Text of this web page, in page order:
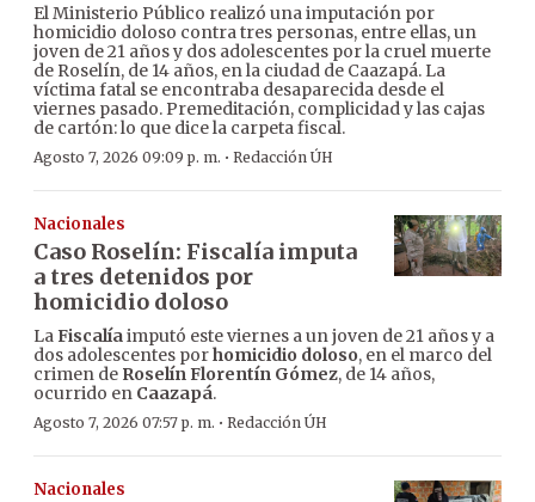
El Ministerio Público realizó una imputación por
homicidio doloso contra tres personas, entre ellas, un
joven de 21 años y dos adolescentes por la cruel muerte
de Roselín, de 14 años, en la ciudad de Caazapá. La
víctima fatal se encontraba desaparecida desde el
viernes pasado. Premeditación, complicidad y las cajas
de cartón: lo que dice la carpeta fiscal.
Agosto 7, 2026 09:09 p. m. · Redacción ÚH
Nacionales
Caso Roselín: Fiscalía imputa
a tres detenidos por
homicidio doloso
LaFiscalíaimputó este viernes a un joven de 21 años y a
dos adolescentes porhomicidio doloso, en el marco del
crimen de Roselín Florentín Gómez, de 14 años,
ocurrido en Caazapá.
Agosto 7, 2026 07:57 p. m. · Redacción ÚH
Nacionales